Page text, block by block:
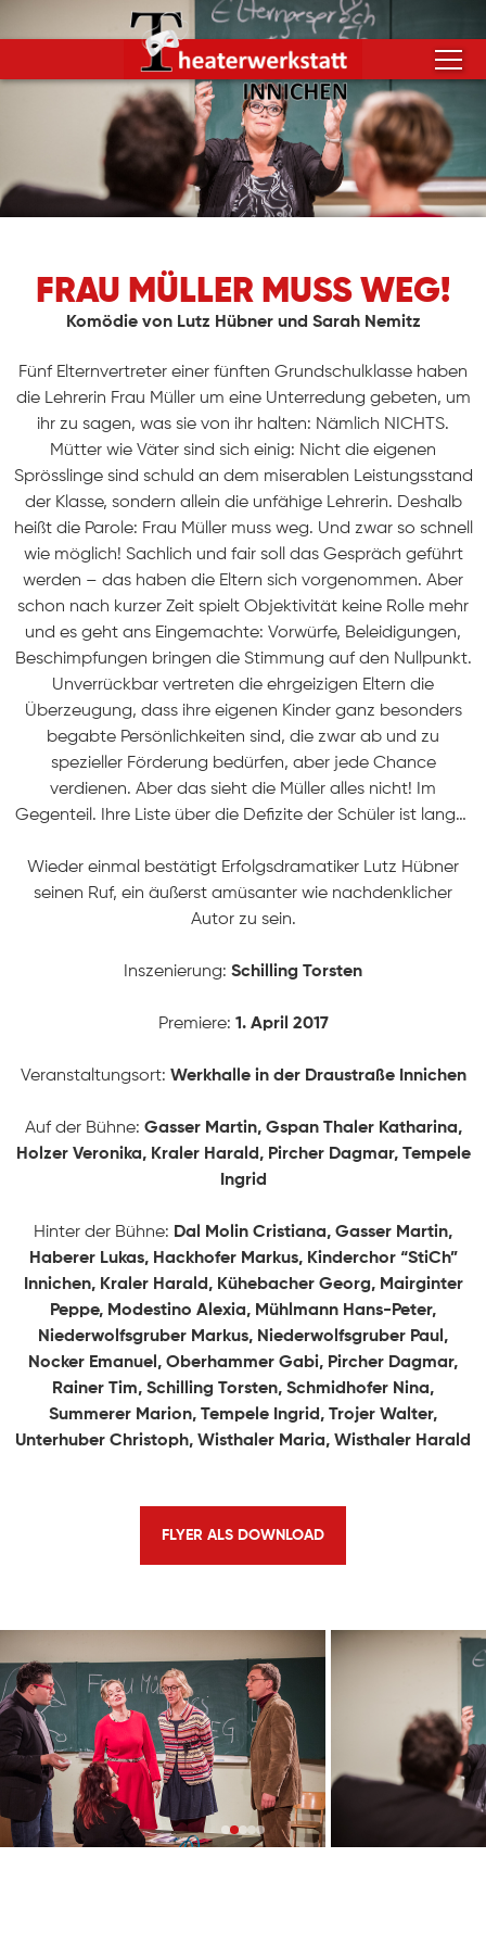
PRODUKTIONEN
ÜBER UNS
Geschichte
Ausschuss
Mitwirkende
FRAU MÜLLER MUSS WEG!
Komödie von Lutz Hübner und Sarah Nemitz
Fünf Elternvertreter einer fünften Grundschulklasse haben
die Lehrerin Frau Müller um eine Unterredung gebeten, um
ihr zu sagen, was sie von ihr halten: Nämlich NICHTS.
Mütter wie Väter sind sich einig: Nicht die eigenen
Sprösslinge sind schuld an dem miserablen Leistungsstand
der Klasse, sondern allein die unfähige Lehrerin. Deshalb
heißt die Parole: Frau Müller muss weg. Und zwar so schnell
wie möglich! Sachlich und fair soll das Gespräch geführt
werden – das haben die Eltern sich vorgenommen. Aber
schon nach kurzer Zeit spielt Objektivität keine Rolle mehr
und es geht ans Eingemachte: Vorwürfe, Beleidigungen,
Beschimpfungen bringen die Stimmung auf den Nullpunkt.
Unverrückbar vertreten die ehrgeizigen Eltern die
Überzeugung, dass ihre eigenen Kinder ganz besonders
begabte Persönlichkeiten sind, die zwar ab und zu
spezieller Förderung bedürfen, aber jede Chance
verdienen. Aber das sieht die Müller alles nicht! Im
Gegenteil. Ihre Liste über die Defizite der Schüler ist lang…
Wieder einmal bestätigt Erfolgsdramatiker Lutz Hübner
seinen Ruf, ein äußerst amüsanter wie nachdenklicher
Autor zu sein.
Inszenierung: Schilling Torsten
Premiere: 1. April 2017
Veranstaltungsort: Werkhalle in der Draustraße Innichen
Auf der Bühne: Gasser Martin, Gspan Thaler Katharina,
Holzer Veronika, Kraler Harald, Pircher Dagmar, Tempele
Ingrid
Hinter der Bühne: Dal Molin Cristiana, Gasser Martin,
Haberer Lukas, Hackhofer Markus, Kinderchor “StiCh”
Innichen, Kraler Harald, Kühebacher Georg, Mairginter
Peppe, Modestino Alexia, Mühlmann Hans-Peter,
Niederwolfsgruber Markus, Niederwolfsgruber Paul,
Nocker Emanuel, Oberhammer Gabi, Pircher Dagmar,
Rainer Tim, Schilling Torsten, Schmidhofer Nina,
Summerer Marion, Tempele Ingrid, Trojer Walter,
Unterhuber Christoph, Wisthaler Maria, Wisthaler Harald
FLYER ALS DOWNLOAD